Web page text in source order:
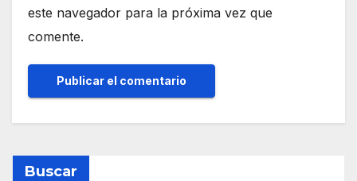
este navegador para la próxima vez que
comente.
Buscar